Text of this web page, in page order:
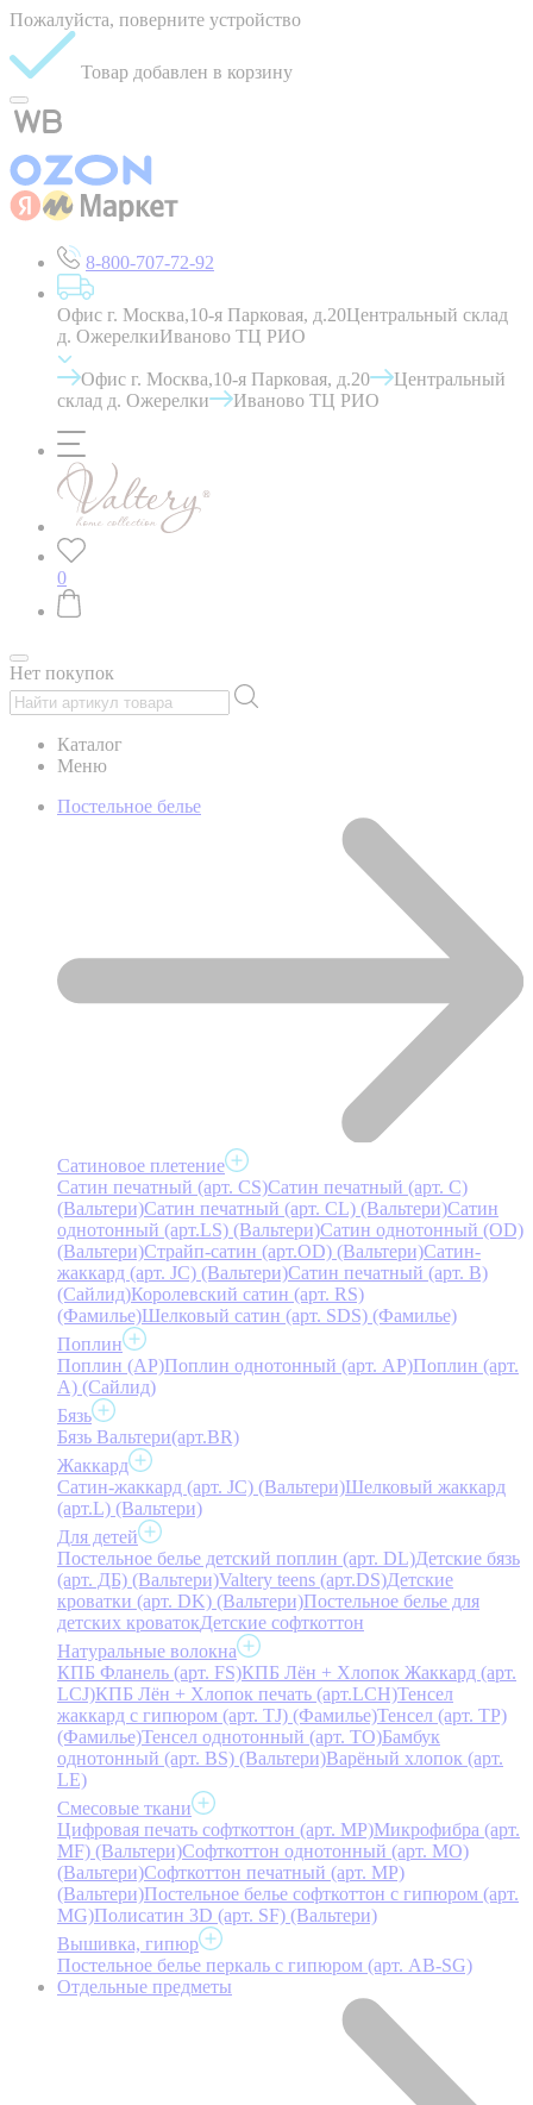
Пожалуйста, поверните устройство
Товар добавлен в корзину
8-800-707-72-92
Офис г. Москва,10-я Парковая, д.20Центральный склад
д. ОжерелкиИваново ТЦ РИО
Офис г. Москва,10-я Парковая, д.20
Центральный
склад д. Ожерелки
Иваново ТЦ РИО
0
Нет покупок
Каталог
Меню
Постельное белье
Сатиновое плетение
Сатин печатный (арт. СS)Сатин печатный (арт. С)
(Вальтери)Сатин печатный (арт. СL) (Вальтери)Сатин
однотонный (арт.LS) (Вальтери)Сатин однотонный (OD)
(Вальтери)Страйп-сатин (арт.OD) (Вальтери)Сатин-
жаккард (арт. JC) (Вальтери)Сатин печатный (арт. В)
(Сайлид)Королевский сатин (арт. RS)
(Фамилье)Шелковый сатин (арт. SDS) (Фамилье)
Поплин
Поплин (AP)Поплин однотонный (арт. AP)Поплин (арт.
А) (Сайлид)
Бязь
Бязь Вальтери(арт.BR)
Жаккард
Сатин-жаккард (арт. JC) (Вальтери)Шелковый жаккард
(арт.L) (Вальтери)
Для детей
Постельное белье детский поплин (арт. DL)Детские бязь
(арт. ДБ) (Вальтери)Valtery teens (арт.DS)Детские
кроватки (арт. DK) (Вальтери)Постельное белье для
детских кроватокДетские софткоттон
Натуральные волокна
КПБ Фланель (арт. FS)КПБ Лён + Хлопок Жаккард (арт.
LCJ)КПБ Лён + Хлопок печать (арт.LCH)Тенсел
жаккард с гипюром (арт. TJ) (Фамилье)Тенсел (арт. ТР)
(Фамилье)Тенсел однотонный (арт. TO)Бамбук
однотонный (арт. BS) (Вальтери)Варёный хлопок (арт.
LE)
Смесовые ткани
Цифровая печать софткоттон (арт. MP)Микрофибра (арт.
MF) (Вальтери)Софткоттон однотонный (арт. MO)
(Вальтери)Софткоттон печатный (арт. MР)
(Вальтери)Постельное белье софткоттон с гипюром (арт.
MG)Полисатин 3D (арт. SF) (Вальтери)
Вышивка, гипюр
Постельное белье перкаль с гипюром (арт. AB-SG)
Отдельные предметы